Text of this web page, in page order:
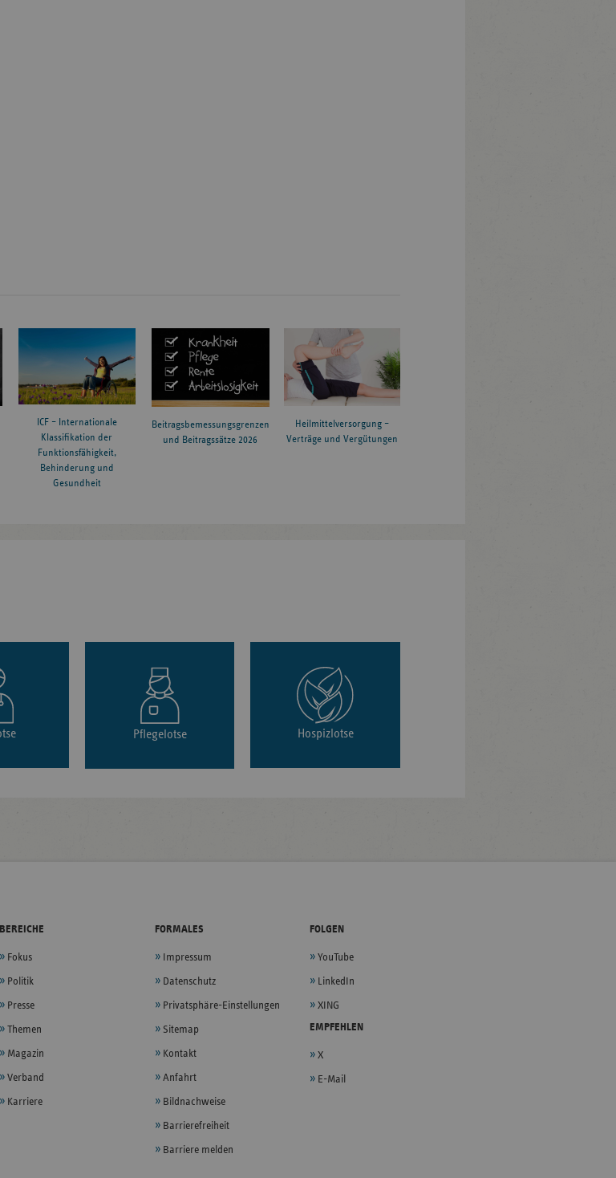
ICF – Internationale
Klassifikation der
Funktionsfähigkeit,
Behinderung und
Gesundheit
Beitragsbemessungsgrenzen
und Beitragssätze 2026
Heilmittelversorgung –
Verträge und Vergütungen
Pflegelotse Hospizlotse
BEREICHE
Fokus
Politik
Presse
Themen
Magazin
Verband
Karriere
FORMALES
Impressum
Datenschutz
Privatsphäre-Einstellungen
Sitemap
Kontakt
Anfahrt
Bildnachweise
Barrierefreiheit
Barriere melden
FOLGEN
YouTube
LinkedIn
XING
EMPFEHLEN
X
E-Mail